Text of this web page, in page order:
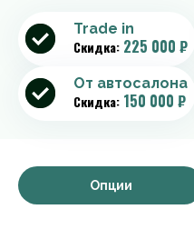
Trade in
Скидка: 225 000 ₽
От автосалона
Скидка: 150 000 ₽
Опции